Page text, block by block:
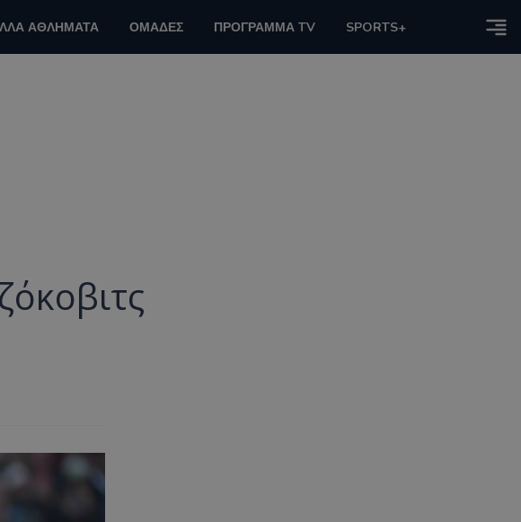
ΑΘΛΗΜΑΤΑ ΟΜΑΔΕΣ ΠΡΟΓΡΑΜΜΑ TV SPORTS+